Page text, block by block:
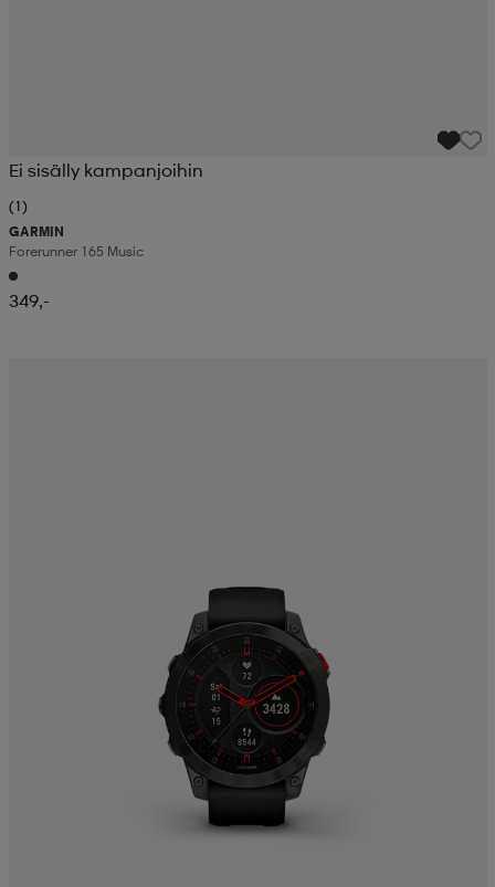
Ei sisälly kampanjoihin
(1)
GARMIN
Forerunner 165 Music
349,-